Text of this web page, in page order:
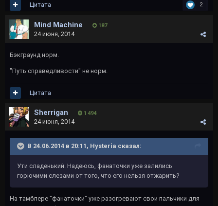
2
Цитата
Mind Machine 187
24 июня, 2014
Бэкграунд норм.
"Путь справедливости" не норм.
Цитата
Sherrigan 1 494
24 июня, 2014
В 24.06.2014 в 20:11, Hysteria сказал:
Ути сладенький. Надеюсь, фанаточки уже залились
горючими слезами от того, что его нельзя отжарить?
На тамблере "фанаточки" уже разогревают свои пальчики для